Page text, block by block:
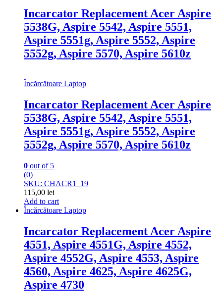
Incarcator Replacement Acer Aspire
5538G, Aspire 5542, Aspire 5551,
Aspire 5551g, Aspire 5552, Aspire
5552g, Aspire 5570, Aspire 5610z
Încărcătoare Laptop
Incarcator Replacement Acer Aspire
5538G, Aspire 5542, Aspire 5551,
Aspire 5551g, Aspire 5552, Aspire
5552g, Aspire 5570, Aspire 5610z
0 out of 5
(0)
SKU: CHACR1_19
115,00 lei
Add to cart
Încărcătoare Laptop
Incarcator Replacement Acer Aspire
4551, Aspire 4551G, Aspire 4552,
Aspire 4552G, Aspire 4553, Aspire
4560, Aspire 4625, Aspire 4625G,
Aspire 4730